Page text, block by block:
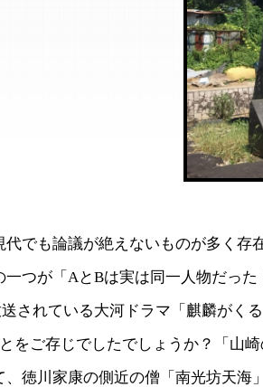
でも論議が絶えないものが多く存
一つが「AとBは実は同一人物だっ
されている大河ドラマ「麒麟がく
をご存じでしたでしょうか？「山
、徳川家康の側近の僧「南光坊天海